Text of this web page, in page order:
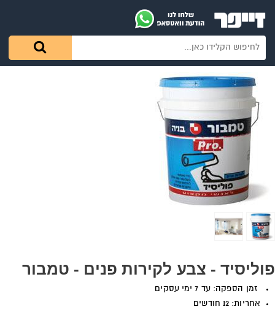
פוליסיד - צבע לקירות פנים - טמבור
זמן הספקה: עד 7 ימי עסקים
אחריות: 12 חודשים